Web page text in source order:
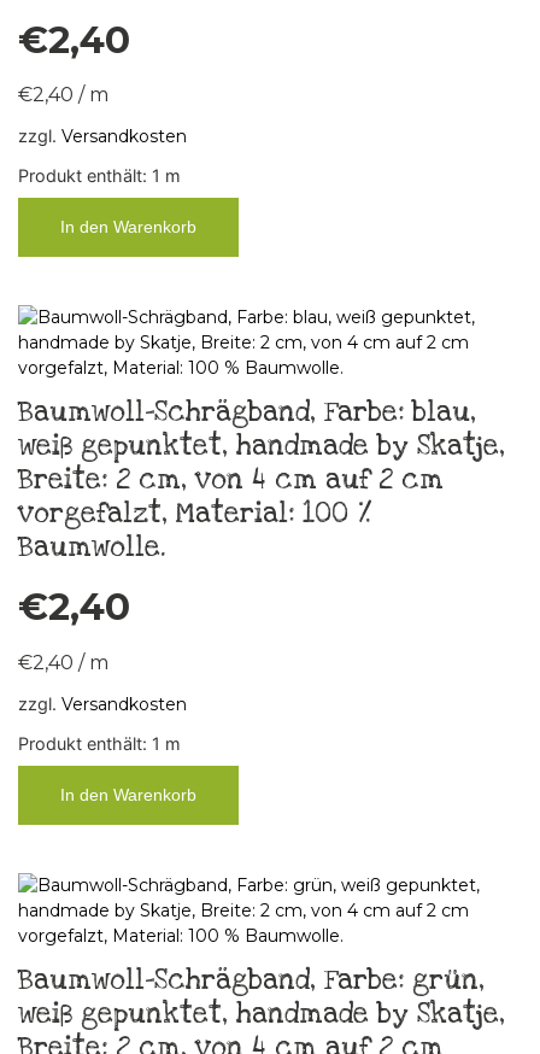
€2,40
€2,40 / m
zzgl. Versandkosten
Produkt enthält: 1 m
In den Warenkorb
Baumwoll-Schrägband, Farbe: blau,
weiß gepunktet, handmade by Skatje,
Breite: 2 cm, von 4 cm auf 2 cm
vorgefalzt, Material: 100 %
Baumwolle.
€2,40
€2,40 / m
zzgl. Versandkosten
Produkt enthält: 1 m
In den Warenkorb
Baumwoll-Schrägband, Farbe: grün,
weiß gepunktet, handmade by Skatje,